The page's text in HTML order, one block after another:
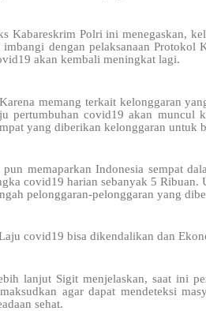
Kabareskrim Polri ini menegaskan,
imbangi dengan pelaksanaan Protokol
akan kembali meningkat lagi.
memang terkait kelonggaran
pertumbuhan covid19 akan muncul
yang diberikan kelonggaran untuk
pun memaparkan Indonesia sempat
covid19 harian sebanyak 5
pelonggaran-pelonggaran yang
covid19 bisa dikendalikan dan
lanjut Sigit menjelaskan, saat ini
agar dapat mendeteksi
sehat.